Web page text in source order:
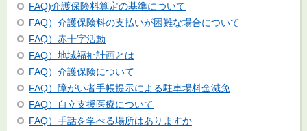
FAQ)介護保険料算定の基準について
FAQ）介護保険料の支払いが困難な場合について
FAQ）赤十字活動
FAQ）地域福祉計画とは
FAQ）介護保険について
FAQ）障がい者手帳提示による駐車場料金減免
FAQ）自立支援医療について
FAQ）手話を学べる場所はありますか